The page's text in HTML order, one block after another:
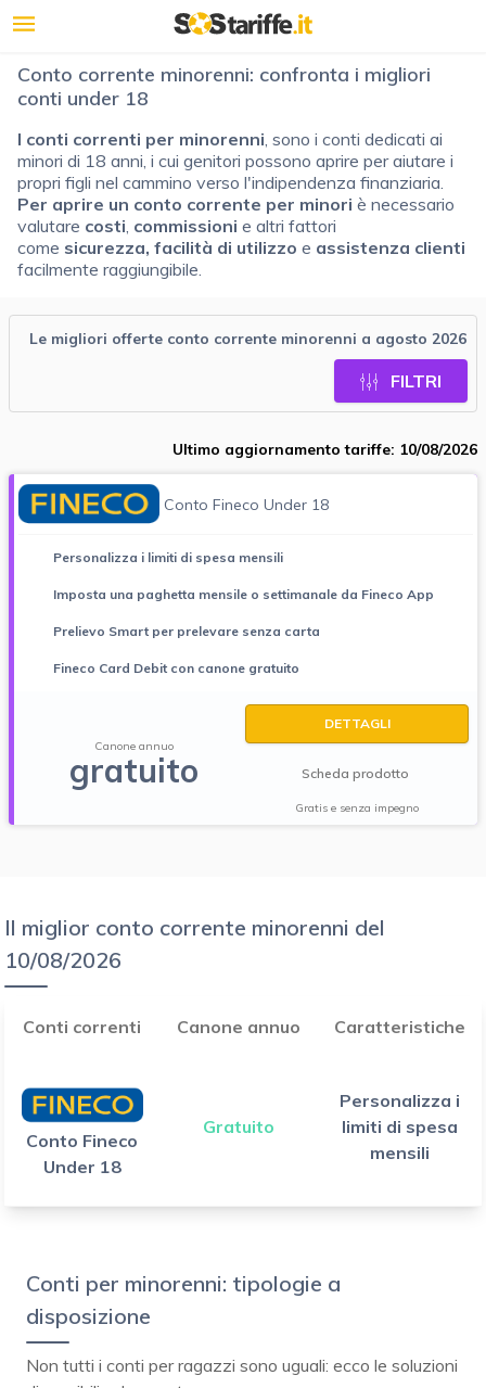
Conto corrente minorenni: confronta i migliori
conti under 18
I conti correnti per minorenni, sono i conti dedicati ai
minori di 18 anni, i cui genitori possono aprire per aiutare i
propri figli nel cammino verso l'indipendenza finanziaria.
Per aprire un conto corrente per minori è necessario
valutare costi, commissioni e altri fattori
come sicurezza, facilità di utilizzo e assistenza clienti
facilmente raggiungibile.
Le migliori offerte conto corrente minorenni a agosto 2026
FILTRI
Ultimo aggiornamento tariffe: 10/08/2026
Conto Fineco Under 18
Personalizza i limiti di spesa mensili
Imposta una paghetta mensile o settimanale da Fineco App
Prelievo Smart per prelevare senza carta
Fineco Card Debit con canone gratuito
Canone annuo
gratuito
DETTAGLI
Scheda prodotto
Gratis e senza impegno
Il miglior conto corrente minorenni del
10/08/2026
Conti correnti Canone annuo Caratteristiche
Conto Fineco
Under 18
Gratuito
Personalizza i
limiti di spesa
mensili
Conti per minorenni: tipologie a
disposizione
Non tutti i conti per ragazzi sono uguali: ecco le soluzioni